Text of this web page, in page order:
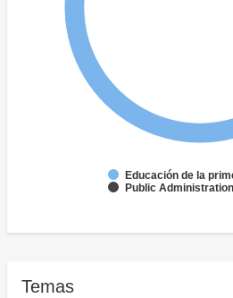
Educación de la
Public
Temas